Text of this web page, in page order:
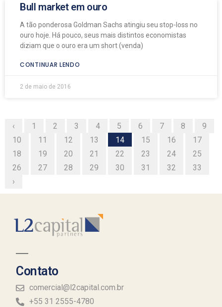
Bull market em ouro
A tão ponderosa Goldman Sachs atingiu seu stop-loss no
ouro hoje. Há pouco, seus mais distintos economistas
diziam que o ouro era um short (venda)
CONTINUAR LENDO
2 de maio de 2016
‹ 1 2 3 4 5 6 7 8
9
10
11 12 13 14 15 16
17
18
19 20 21 22 23 24
25
26
27 28 29 30 31 32
33
›
Contato
comercial@l2capital.com.br
+55 31 2555-4780